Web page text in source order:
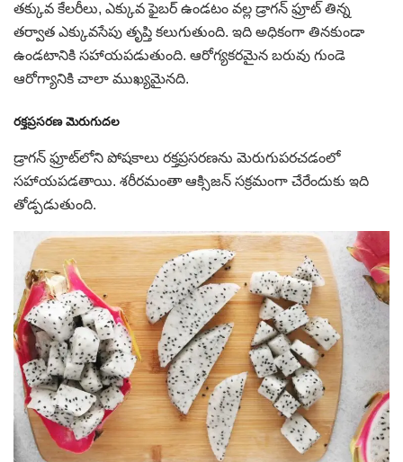
తక్కువ కేలరీలు, ఎక్కువ ఫైబర్ ఉండటం వల్ల డ్రాగన్ ఫ్రూట్ తిన్న
తర్వాత ఎక్కువసేపు తృప్తి కలుగుతుంది. ఇది అధికంగా తినకుండా
ఉండటానికి సహాయపడుతుంది. ఆరోగ్యకరమైన బరువు గుండె
ఆరోగ్యానికి చాలా ముఖ్యమైనది.
రక్తప్రసరణ మెరుగుదల
డ్రాగన్ ఫ్రూట్‌లోని పోషకాలు రక్తప్రసరణను మెరుగుపరచడంలో
సహాయపడతాయి. శరీరమంతా ఆక్సిజన్ సక్రమంగా చేరేందుకు ఇది
తోడ్పడుతుంది.